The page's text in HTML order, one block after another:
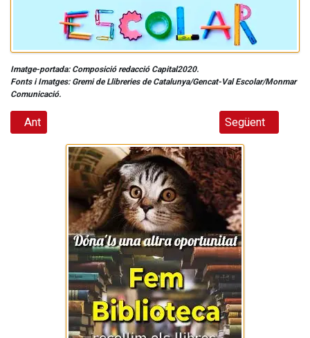
Imatge-portada: Composició redacció Capital2020.
Fonts i Imatges: Gremi de Llibreries de Catalunya/Gencat-Val Escolar/Monmar
Comunicació.
Article anterior: “Dia del Diable” el Vendrell 9 de maig 2026
Ant Article següent:
Següent